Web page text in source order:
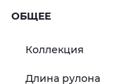
ОБЩЕЕ
Коллекция
Длина рулона